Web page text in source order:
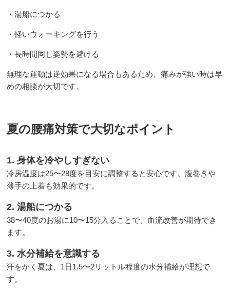
・湯船につかる
・軽いウォーキングを行う
・長時間同じ姿勢を避ける
無理な運動は逆効果になる場合もあるため、痛みが強い時は早
めの相談が大切です。
夏の腰痛対策で大切なポイント
1. 身体を冷やしすぎない
冷房温度は25〜28度を目安に調整すると安心です。腹巻きや
薄手の上着も効果的です。
2. 湯船につかる
38〜40度のお湯に10〜15分入ることで、血流改善が期待でき
ます。
3. 水分補給を意識する
汗をかく夏は、1日1.5〜2リットル程度の水分補給が理想で
す。